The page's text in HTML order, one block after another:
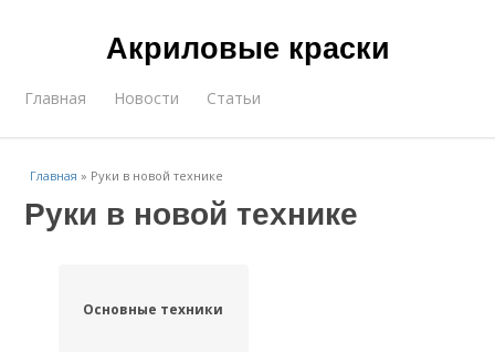
Акриловые краски
Главная Новости Статьи
Главная » Руки в новой технике
Руки в новой технике
Основные техники